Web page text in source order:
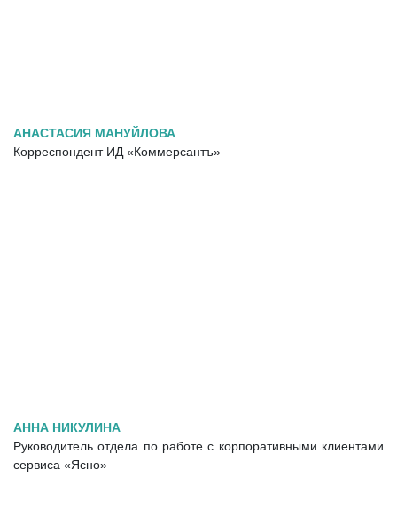
АНАСТАСИЯ МАНУЙЛОВА
Корреспондент ИД «Коммерсантъ»
АННА НИКУЛИНА
Руководитель отдела по работе с корпоративными клиентами
сервиса «Ясно»